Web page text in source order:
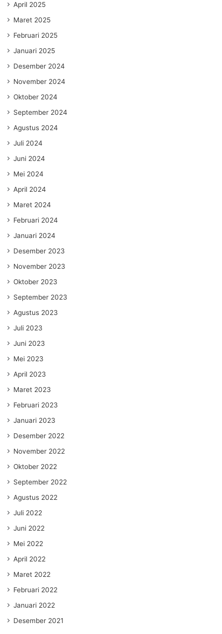
April 2025
Maret 2025
Februari 2025
Januari 2025
Desember 2024
November 2024
Oktober 2024
September 2024
Agustus 2024
Juli 2024
Juni 2024
Mei 2024
April 2024
Maret 2024
Februari 2024
Januari 2024
Desember 2023
November 2023
Oktober 2023
September 2023
Agustus 2023
Juli 2023
Juni 2023
Mei 2023
April 2023
Maret 2023
Februari 2023
Januari 2023
Desember 2022
November 2022
Oktober 2022
September 2022
Agustus 2022
Juli 2022
Juni 2022
Mei 2022
April 2022
Maret 2022
Februari 2022
Januari 2022
Desember 2021